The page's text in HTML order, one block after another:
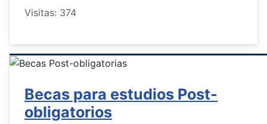
Visitas: 374
Becas para estudios Post-
obligatorios